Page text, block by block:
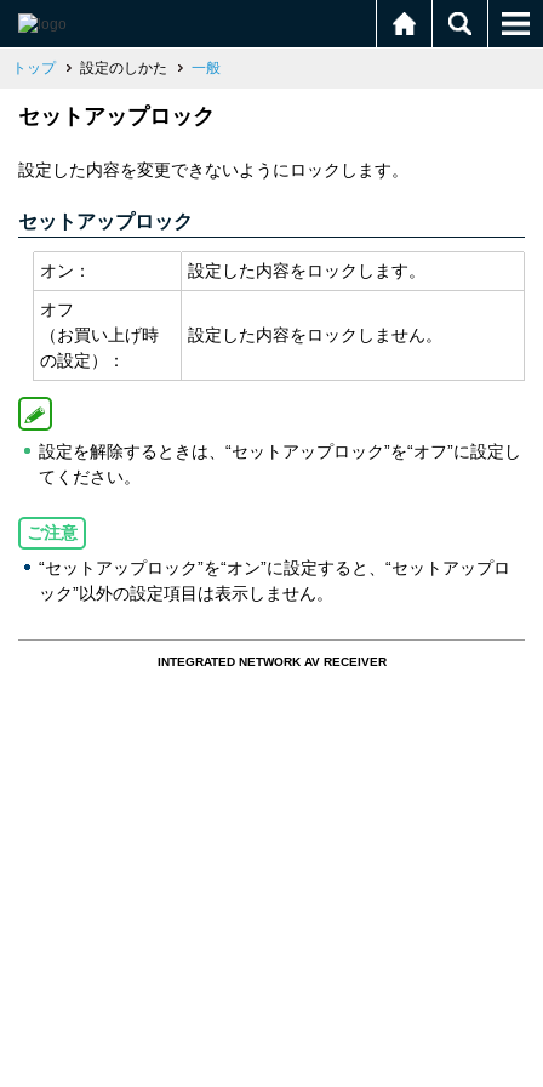
トップ 設定のしかた 一般
セットアップロック
設定した内容を変更できないようにロックします。
セットアップロック
オン：
設定した内容をロックします。
オフ
（お買い上げ時
の設定）：
設定した内容をロックしません。
設定を解除するときは、“セットアップロック”を“オフ”に設定し
てください。
ご注意
“セットアップロック”を“オン”に設定すると、“セットアップロ
ック”以外の設定項目は表示しません。
INTEGRATED NETWORK AV RECEIVER